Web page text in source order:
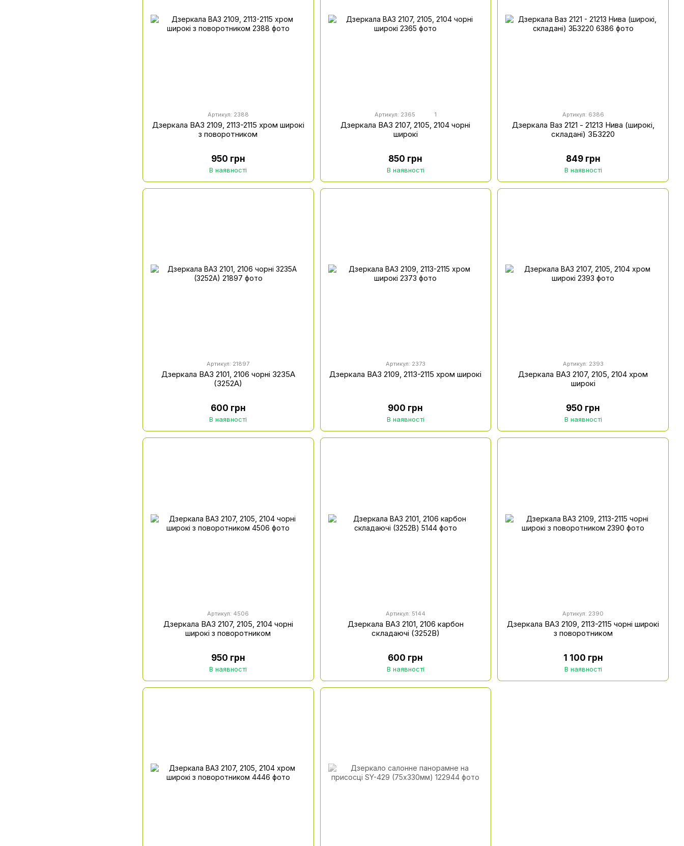
Артикул: 2388
Дзеркала ВАЗ 2109, 2113-2115 хром широкі
з поворотником
950 грн
В наявності
Артикул: 2365 1
Дзеркала ВАЗ 2107, 2105, 2104 чорні
широкі
850 грн
В наявності
Артикул: 6386
Дзеркала Ваз 2121 - 21213 Нива (широкі,
складані) ЗБ3220
849 грн
В наявності
Артикул: 21897
Дзеркала ВАЗ 2101, 2106 чорні 3235A
(3252A)
600 грн
В наявності
Артикул: 2373
Дзеркала ВАЗ 2109, 2113-2115 хром широкі
900 грн
В наявності
Артикул: 2393
Дзеркала ВАЗ 2107, 2105, 2104 хром
широкі
950 грн
В наявності
Артикул: 4506
Дзеркала ВАЗ 2107, 2105, 2104 чорні
широкі з поворотником
950 грн
В наявності
Артикул: 5144
Дзеркала ВАЗ 2101, 2106 карбон
складаючі (3252B)
600 грн
В наявності
Артикул: 2390
Дзеркала ВАЗ 2109, 2113-2115 чорні широкі
з поворотником
1 100 грн
В наявності